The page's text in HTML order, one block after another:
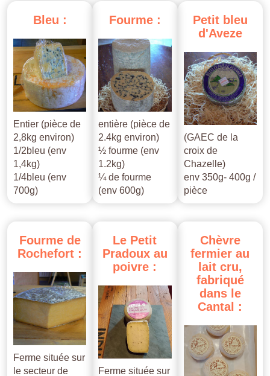
Bleu :
Entier (pièce de
2,8kg environ)
1/2bleu (env
1,4kg)
1/4bleu (env
700g)
Fourme :
entière (pièce de
2.4kg environ)
½ fourme (env
1.2kg)
¼ de fourme
(env 600g)
Petit bleu
d'Aveze
(GAEC de la
croix de
Chazelle)
env 350g- 400g /
pièce
Fourme de
Rochefort :
Ferme située sur
le secteur de
Le Petit
Pradoux au
poivre :
Ferme située sur
Chèvre
fermier au
lait cru,
fabriqué
dans le
Cantal :